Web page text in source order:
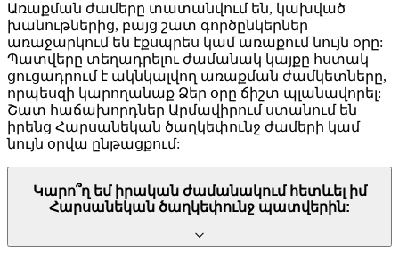
Առաքման ժամերը տատանվում են, կախված
խանութներից, բայց շատ գործընկերներ
առաջարկում են էքսպրես կամ առաքում նույն օրը:
Պատվերը տեղադրելու ժամանակ կայքը հստակ
ցուցադրում է ակնկալվող առաքման ժամկետները,
որպեսզի կարողանաք Ձեր օրը ճիշտ պլանավորել:
Շատ հաճախորդներ Արմավիրում ստանում են
իրենց Հարսանեկան ծաղկեփունջ ժամերի կամ
նույն օրվա ընթացքում:
Կարո՞ղ եմ իրական ժամանակում հետևել իմ
Հարսանեկան ծաղկեփունջ պատվերին: